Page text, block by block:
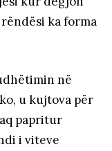
ka forma
në
u kujtova për
papritur
i viteve